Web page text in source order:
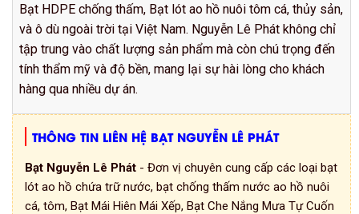
Bạt HDPE chống thấm, Bạt lót ao hồ nuôi tôm cá, thủy sản,
và ô dù ngoài trời tại Việt Nam. Nguyễn Lê Phát không chỉ
tập trung vào chất lượng sản phẩm mà còn chú trọng đến
tính thẩm mỹ và độ bền, mang lại sự hài lòng cho khách
hàng qua nhiều dự án.
THÔNG TIN LIÊN HỆ BẠT NGUYỄN LÊ PHÁT
Bạt Nguyễn Lê Phát - Đơn vị chuyên cung cấp các loại bạt
lót ao hồ chứa trữ nước, bạt chống thấm nước ao hồ nuôi
cá, tôm, Bạt Mái Hiên Mái Xếp, Bạt Che Nắng Mưa Tự Cuốn